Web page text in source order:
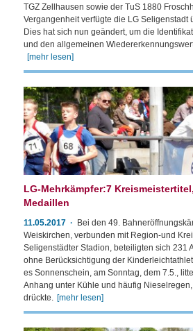
TGZ Zellhausen sowie der TuS 1880
Vergangenheit verfügte die LG Seligenstadt
Dies hat sich nun geändert, um die
und den allgemeinen
[mehr lesen]
LG-Mehrkämpfer:7
Medaillen
11.05.2017
Bei den 49.
Weiskirchen, verbunden mit Region-und
Seligenstädter Stadion, beteiligten sich 231
ohne Berücksichtigung der
es Sonnenschein, am Sonntag, dem 7.5.,
Anhang unter Kühle und häufig
drückte. [mehr lesen]